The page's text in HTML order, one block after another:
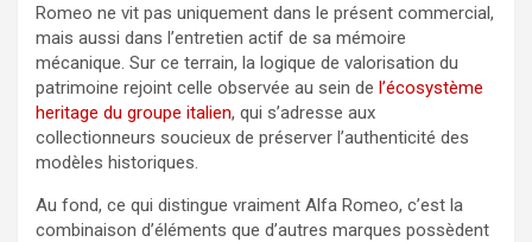
Romeo ne vit pas uniquement dans le présent commercial,
mais aussi dans l’entretien actif de sa mémoire
mécanique. Sur ce terrain, la logique de valorisation du
patrimoine rejoint celle observée au sein de l’écosystème
heritage du groupe italien, qui s’adresse aux
collectionneurs soucieux de préserver l’authenticité des
modèles historiques.
Au fond, ce qui distingue vraiment Alfa Romeo, c’est la
combinaison d’éléments que d’autres marques possèdent